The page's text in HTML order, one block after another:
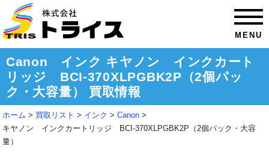
MENU
Canon インク キヤノン インクカート
リッジ BCI-370XLPGBK2P（2個パッ
ク・大容量） 買取情報
ホーム 買取リスト インク
Canon
キヤノン インクカートリッジ BCI-370XLPGBK2P（2個パック・大容
量）